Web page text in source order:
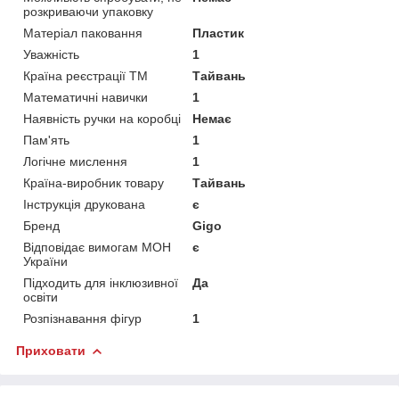
розкриваючи упаковку
Матеріал паковання
Пластик
Уважність
1
Країна реєстрації ТМ
Тайвань
Математичні навички
1
Наявність ручки на коробці
Немає
Пам'ять
1
Логічне мислення
1
Країна-виробник товару
Тайвань
Інструкція друкована
є
Бренд
Gigo
Відповідає вимогам МОН
України
є
Підходить для інклюзивної
освіти
Да
Розпізнавання фігур 1
Приховати